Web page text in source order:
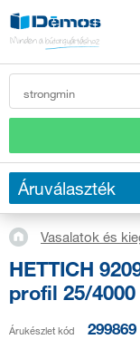
Áruválaszték
Vasalatok és
HETTICH
profil 25/
Árukészlet kód 299869